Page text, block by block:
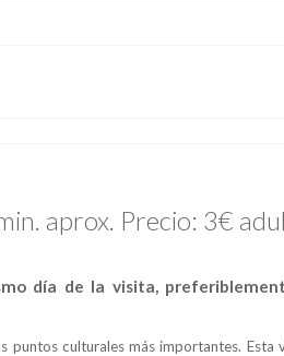
aprox. Precio: 3€
día de la visita,
culturales más importantes. Esta